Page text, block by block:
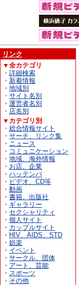
リンク
▼全カテゴリ
・ 詳細検索
・ 新着情報
・ 地域別
・ サイト名別
・ 運営者名別
・ 店名別
▼カテゴリ別
・ 総合情報サイト
・ サーチ、リンク集
・ ニュース
・ コミュニケーション
・ 地域、海外情報
・ お店、企業
・ ハッテンバ
・ ビデオ、CD等
・ 動画
・ 書籍、出版社
・ ギャラリー
・ セクシャリティ
・ 個人サイト
・ カップルサイト
・ HIV、AIDS、STD
・ 娯楽
・ イベント
・ サークル、団体
・ アート、芸能
・ スポーツ
・ その他